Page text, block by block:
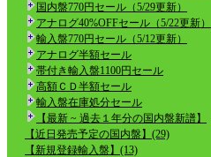
国内盤770円セール（5/29更新）
アナログ40%OFFセール（5/22更新）
輸入盤770円セール（5/12更新）
アナログ半額セール
帯付き輸入盤1100円セール
高額ＣＤ半額セール
輸入盤在庫処分セール
【最新 ~ 過去１年分の国内盤新譜】
【近日発売予定の国内盤】(29)
【新規登録輸入盤】(13)